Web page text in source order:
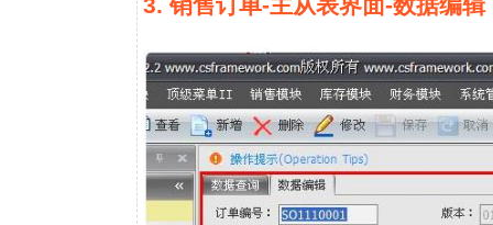
3. 销售订单-主从表界面-数据编辑